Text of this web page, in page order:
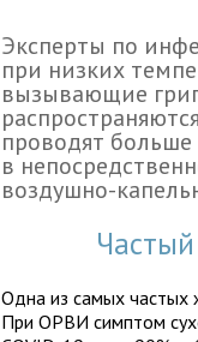
Эксперты по
при низких
вызывающие
проводят
в
воздушно-
Одна из самых частых
При ОРВИ симптом